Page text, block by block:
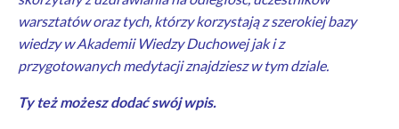
warsztatóworaz tych, którzy korzystają z szerokiej bazy
wiedzy wAkademii Wiedzy Duchowejjak i z
przygotowanychmedytacjiznajdziesz w tym dziale.
Ty też możesz dodać swój wpis.